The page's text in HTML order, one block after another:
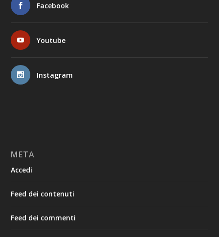
Facebook
Youtube
Instagram
META
Accedi
Feed dei contenuti
Feed dei commenti